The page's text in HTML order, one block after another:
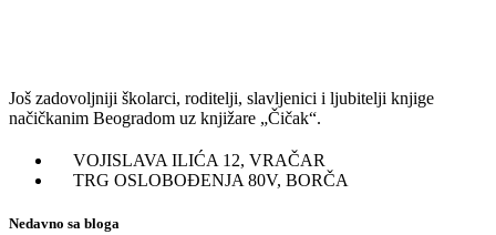
Još zadovoljniji školarci, roditelji, slavljenici i ljubitelji knjige
načičkanim Beogradom uz knjižare „Čičak“.
VOJISLAVA ILIĆA 12, VRAČAR
TRG OSLOBOĐENJA 80V, BORČA
Nedavno sa bloga